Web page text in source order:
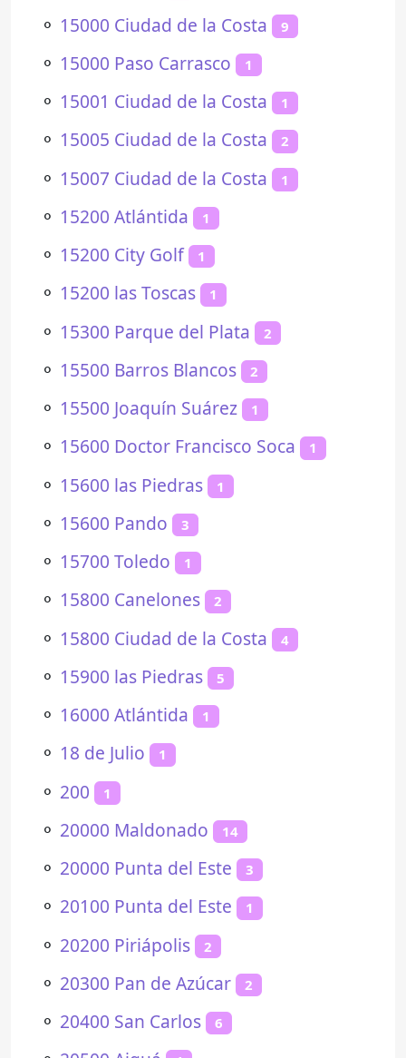
⚬ 15000 Ciudad de la Costa 9
⚬ 15000 Paso Carrasco 1
⚬ 15001 Ciudad de la Costa 1
⚬ 15005 Ciudad de la Costa 2
⚬ 15007 Ciudad de la Costa 1
⚬ 15200 Atlántida 1
⚬ 15200 City Golf 1
⚬ 15200 las Toscas 1
⚬ 15300 Parque del Plata 2
⚬ 15500 Barros Blancos 2
⚬ 15500 Joaquín Suárez 1
⚬ 15600 Doctor Francisco Soca 1
⚬ 15600 las Piedras 1
⚬ 15600 Pando 3
⚬ 15700 Toledo 1
⚬ 15800 Canelones 2
⚬ 15800 Ciudad de la Costa 4
⚬ 15900 las Piedras 5
⚬ 16000 Atlántida 1
⚬ 18 de Julio 1
⚬ 200 1
⚬ 20000 Maldonado 14
⚬ 20000 Punta del Este 3
⚬ 20100 Punta del Este 1
⚬ 20200 Piriápolis 2
⚬ 20300 Pan de Azúcar 2
⚬ 20400 San Carlos 6